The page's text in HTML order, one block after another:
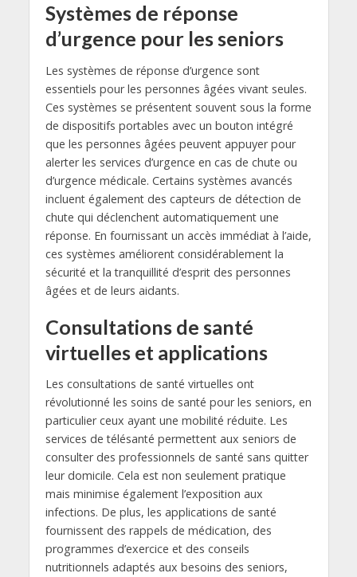
Systèmes de réponse
d’urgence pour les seniors
Les systèmes de réponse d’urgence sont
essentiels pour les personnes âgées vivant seules.
Ces systèmes se présentent souvent sous la forme
de dispositifs portables avec un bouton intégré
que les personnes âgées peuvent appuyer pour
alerter les services d’urgence en cas de chute ou
d’urgence médicale. Certains systèmes avancés
incluent également des capteurs de détection de
chute qui déclenchent automatiquement une
réponse. En fournissant un accès immédiat à l’aide,
ces systèmes améliorent considérablement la
sécurité et la tranquillité d’esprit des personnes
âgées et de leurs aidants.
Consultations de santé
virtuelles et applications
Les consultations de santé virtuelles ont
révolutionné les soins de santé pour les seniors, en
particulier ceux ayant une mobilité réduite. Les
services de télésanté permettent aux seniors de
consulter des professionnels de santé sans quitter
leur domicile. Cela est non seulement pratique
mais minimise également l’exposition aux
infections. De plus, les applications de santé
fournissent des rappels de médication, des
programmes d’exercice et des conseils
nutritionnels adaptés aux besoins des seniors,